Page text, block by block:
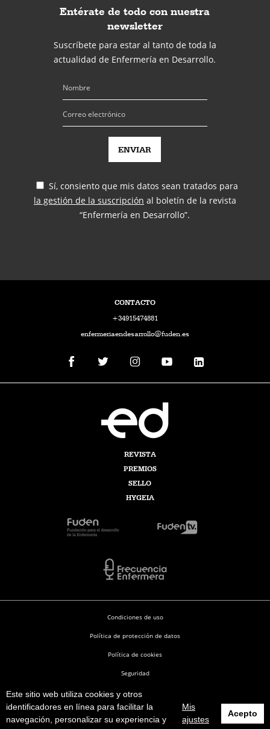
Este sitio web utiliza cookies y otros
identificadores en línea para facilitar la
navegación, personalizar su experiencia y
Mis
ajustes
Acepto
Entérate de todo con nuestra
newsletter
Suscríbete para estar al tanto de toda la
actualidad de Enfermería en Desarrollo.
Sí, consiento que mis datos sean tratados para
la gestión de la suscripción al boletín de la revista
“Enfermería en Desarrollo”.
CONTACTO
+34915474881
enfermeriaendesarrollo@fuden.es
REVISTA
PREMIOS
SELLO
HYGEIA
Enfermería en Desarrollo © 2026
Condiciones de uso
Política de protección de datos
Política de cookies
Seguridad